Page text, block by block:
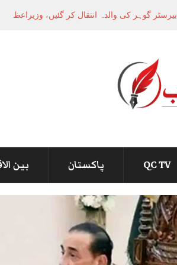
بیرسٹر گوہر کی والدہ انتقال کر گئیں، وزیراعظم
QC TV پاکستان بین